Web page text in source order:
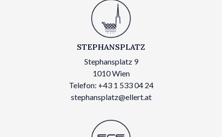
STEPHANSPLATZ
Stephansplatz 9
1010 Wien
Telefon: +43 1 533 04 24
stephansplatz@ellert.at